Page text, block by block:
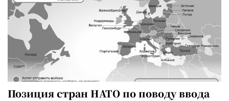
Позиция стран НАТО по поводу ввода